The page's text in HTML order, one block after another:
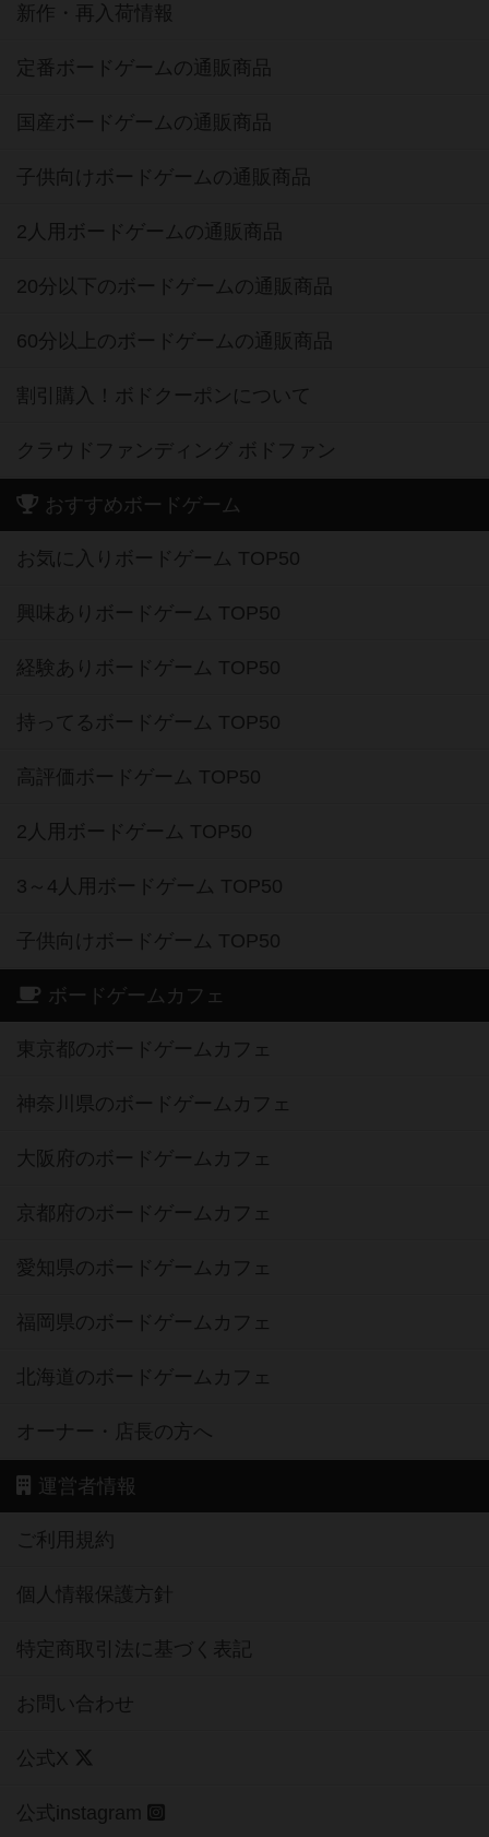
新作・再入荷情報
定番ボードゲームの通販商品
国産ボードゲームの通販商品
子供向けボードゲームの通販商品
2人用ボードゲームの通販商品
20分以下のボードゲームの通販商品
60分以上のボードゲームの通販商品
割引購入！ボドクーポンについて
クラウドファンディング ボドファン
おすすめボードゲーム
お気に入りボードゲーム TOP50
興味ありボードゲーム TOP50
経験ありボードゲーム TOP50
持ってるボードゲーム TOP50
高評価ボードゲーム TOP50
2人用ボードゲーム TOP50
3～4人用ボードゲーム TOP50
子供向けボードゲーム TOP50
ボードゲームカフェ
東京都のボードゲームカフェ
神奈川県のボードゲームカフェ
大阪府のボードゲームカフェ
京都府のボードゲームカフェ
愛知県のボードゲームカフェ
福岡県のボードゲームカフェ
北海道のボードゲームカフェ
オーナー・店長の方へ
運営者情報
ご利用規約
個人情報保護方針
特定商取引法に基づく表記
お問い合わせ
公式X
公式instagram